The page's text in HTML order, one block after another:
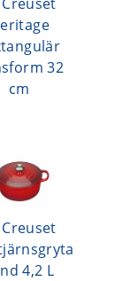
32
cm
Creuset
4,2 L